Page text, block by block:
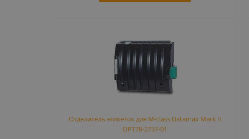
Отделитель этикеток для M-class Datamax Mark II
OPT78-2737-01